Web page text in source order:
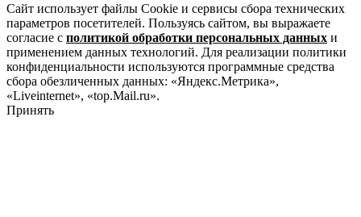
Сайт использует файлы Cookie и сервисы сбора технических
параметров посетителей. Пользуясь сайтом, вы выражаете
согласие с политикой обработки персональных данных и
применением данных технологий. Для реализации политики
конфиденциальности используются программные средства
сбора обезличенных данных: «Яндекс.Метрика»,
«Liveinternet», «top.Mail.ru».
Принять